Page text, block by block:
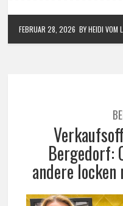
FEBRUAR 28, 2026 BY HEIDI VOM
Bergedorf:
andere